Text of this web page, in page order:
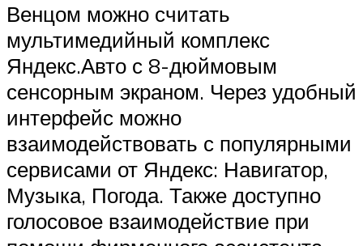
Венцом можно считать
мультимедийный комплекс
Яндекс.Авто с 8-дюймовым
сенсорным экраном. Через удобный
интерфейс можно
взаимодействовать с популярными
сервисами от Яндекс: Навигатор,
Музыка, Погода. Также доступно
голосовое взаимодействие при